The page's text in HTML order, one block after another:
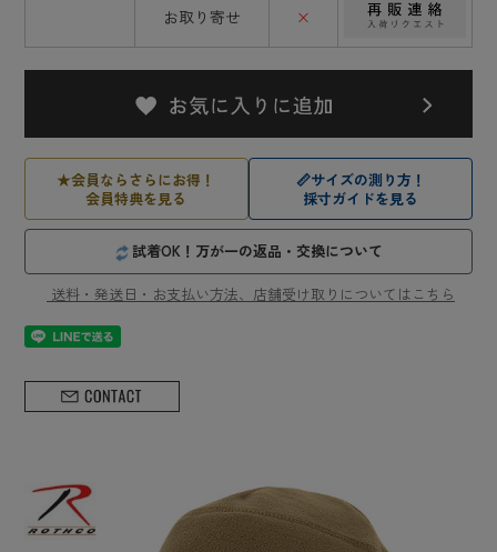
お取り寄せ ×
★会員ならさらにお得！
会員特典を見る
📏サイズの測り方！
採寸ガイドを見る
試着OK！万が一の返品・交換について
送料・発送日・お支払い方法、店舗受け取りについてはこちら